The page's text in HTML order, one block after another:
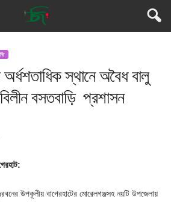
স্থানে অবৈধ বালু
বসতবাড়ি প্রশাসন
উপকূলীয় বাগেরহাটের মোরেলগঞ্জসহ নয়টি উপজেলায়